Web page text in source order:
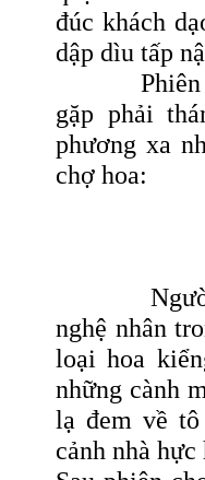
đúc khách
dập dìu tấp
Phiên chợ
gặp phải
phương xa
chợ hoa:
Người ta
nghệ nhân
loại hoa
những cành
lạ đem về
cảnh nhà